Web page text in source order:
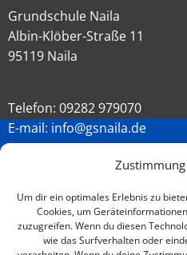
Um dir ein optimales Erlebnis zu
Cookies, um
zuzugreifen. Wenn du diesen
wie das Surfverhalten oder
Grundschule Naila
Albin-Klöber-Straße 11
95119 Naila
Telefon: 09282 979070
E-mail: info@gsnaila.de